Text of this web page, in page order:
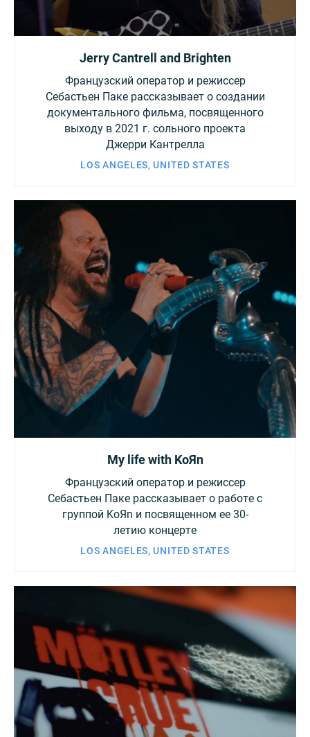
Jerry Cantrell and Brighten
Французский оператор и режиссер
Себастьен Паке рассказывает о создании
документального фильма, посвященного
выходу в 2021 г. сольного проекта
Джерри Кантрелла
LOS ANGELES, UNITED STATES
My life with KoЯn
Французский оператор и режиссер
Себастьен Паке рассказывает о работе с
группой KoЯn и посвященном ее 30-
летию концерте
LOS ANGELES, UNITED STATES